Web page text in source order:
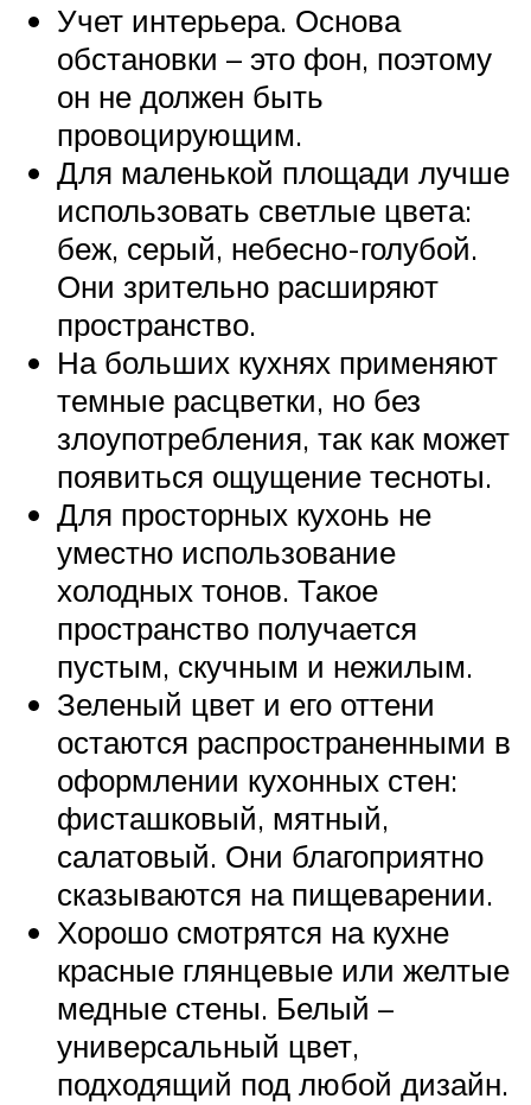
Учет интерьера. Основа
обстановки – это фон, поэтому
он не должен быть
провоцирующим.
Для маленькой площади лучше
использовать светлые цвета:
беж, серый, небесно-голубой.
Они зрительно расширяют
пространство.
На больших кухнях применяют
темные расцветки, но без
злоупотребления, так как может
появиться ощущение тесноты.
Для просторных кухонь не
уместно использование
холодных тонов. Такое
пространство получается
пустым, скучным и нежилым.
Зеленый цвет и его оттени
остаются распространенными в
оформлении кухонных стен:
фисташковый, мятный,
салатовый. Они благоприятно
сказываются на пищеварении.
Хорошо смотрятся на кухне
красные глянцевые или желтые
медные стены. Белый –
универсальный цвет,
подходящий под любой дизайн.